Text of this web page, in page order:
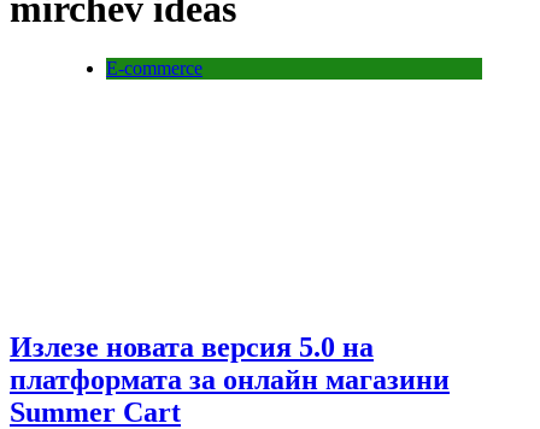
mirchev ideas
E-commerce
Излезе новата версия 5.0 на
платформата за онлайн магазини
Summer Cart